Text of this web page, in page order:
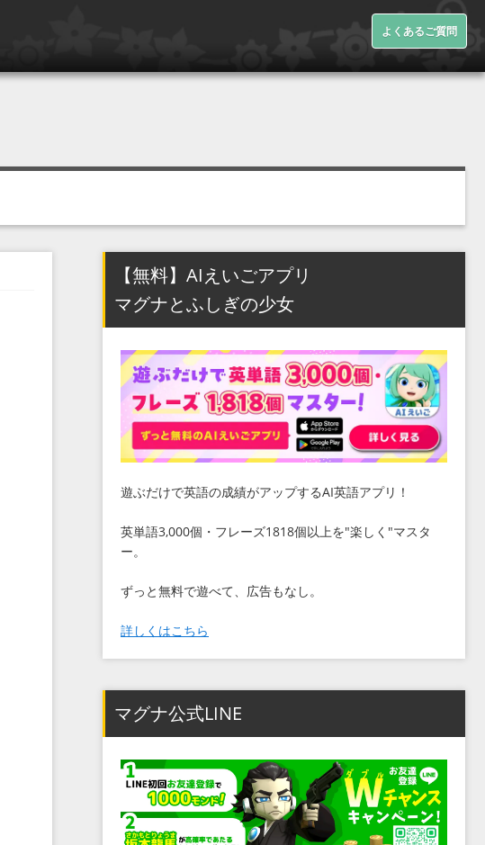
よくあるご質問
【無料】AIえいごアプリ
マグナとふしぎの少女
遊ぶだけで英語の成績がアップするAI英語アプリ！
英単語3,000個・フレーズ1818個以上を"楽しく"マスタ
ー。
ずっと無料で遊べて、広告もなし。
詳しくはこちら
マグナ公式LINE